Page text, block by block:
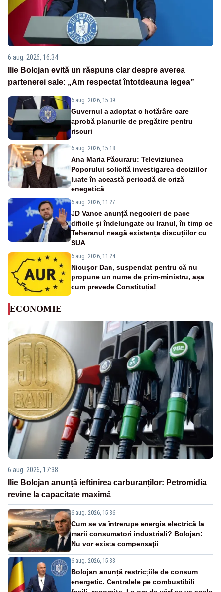
6 aug. 2026, 16:34
Ilie Bolojan evită un răspuns clar despre averea
partenerei sale: „Am respectat întotdeauna legea”
6 aug. 2026, 15:39
Guvernul a adoptat o hotărâre care
aprobă planurile de pregătire pentru
riscuri
6 aug. 2026, 15:18
Ana Maria Păcuraru: Televiziunea
Poporului solicită investigarea deciziilor
luate în această perioadă de criză
enegetică
6 aug. 2026, 11:27
JD Vance anunță negocieri de pace
dificile și îndelungate cu Iranul, în timp ce
Teheranul neagă existența discuțiilor cu
SUA
6 aug. 2026, 11:24
Nicușor Dan, suspendat pentru că nu
propune un nume de prim-ministru, așa
cum prevede Constituția!
ECONOMIE
6 aug. 2026, 17:38
Ilie Bolojan anunță ieftinirea carburanților: Petromidia
revine la capacitate maximă
6 aug. 2026, 15:36
Cum se va întrerupe energia electrică la
marii consumatori industriali? Bolojan:
Nu vor exista compensații
6 aug. 2026, 15:33
Bolojan anunță restricțiile de consum
energetic. Centralele pe combustibili